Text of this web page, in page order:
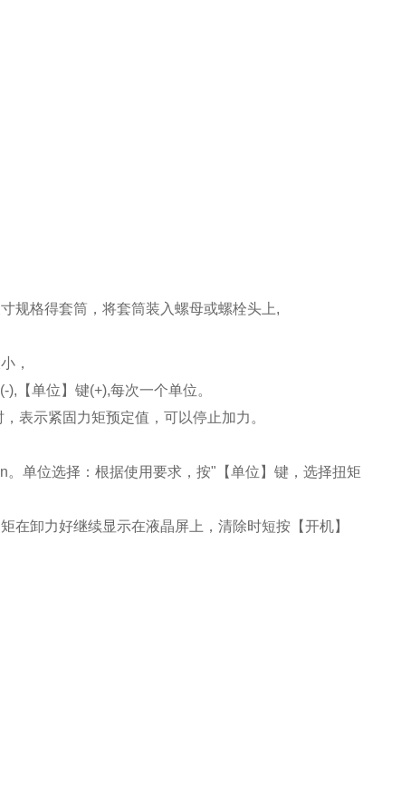
规格得套筒，将套筒装入螺母或螺栓头上,
，
【单位】键(+),每次一个单位。
表示紧固力矩预定值，可以停止加力。
。单位选择：根据使用要求，按"【单位】键，选择扭矩
在卸力好继续显示在液晶屏上，清除时短按【开机】